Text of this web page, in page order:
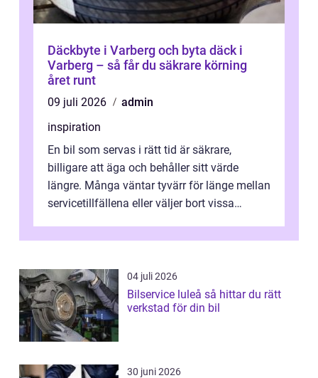
Däckbyte i Varberg och byta däck i
Varberg – så får du säkrare körning
året runt
09 juli 2026
admin
inspiration
En bil som servas i rätt tid är säkrare,
billigare att äga och behåller sitt värde
längre. Många väntar tyvärr för länge mellan
servicetillfällena eller väljer bort vissa
04 juli 2026
Bilservice luleå så hittar du rätt
verkstad för din bil
30 juni 2026